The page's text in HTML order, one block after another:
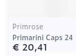
Primrose
Primarini Caps 24
€ 20,41